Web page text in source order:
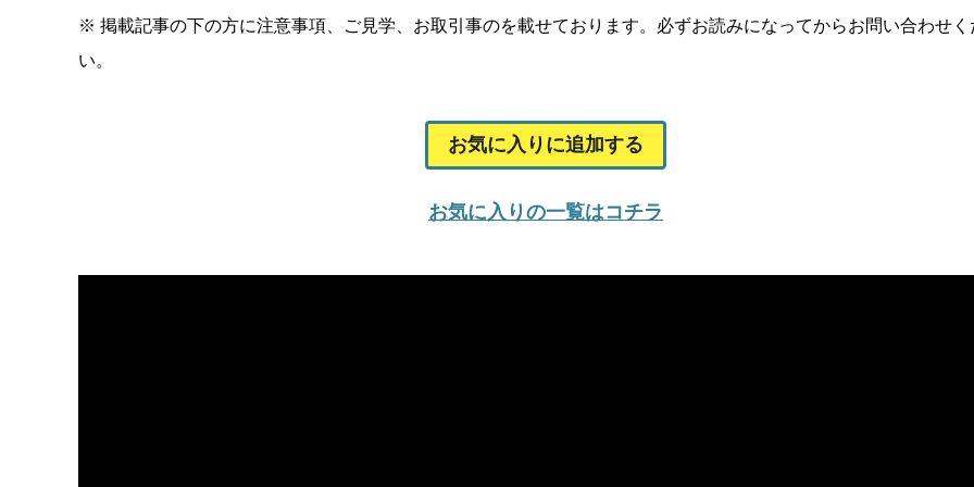
※ 掲載記事の下の方に注意事項、ご見学、お取引事のを載せております。必ずお読みになってからお問い合わせく
い。
お気に入りに追加する
お気に入りの一覧はコチラ